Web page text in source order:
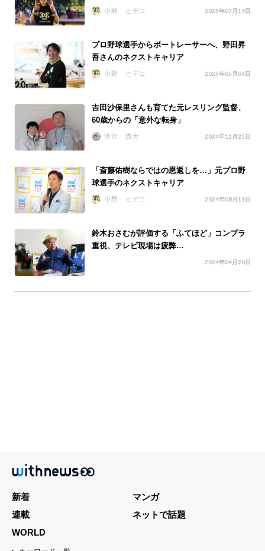
小野 ヒデコ 2025年07月19日
プロ野球選手からボートレーサーへ、野田昇
吾さんのネクストキャリア
小野 ヒデコ 2025年05月04日
吉田沙保里さんも育てた元レスリング監督、
60歳からの「意外な転身」
滝沢 貴大 2024年12月25日
「斎藤佑樹ならではの恩返しを…」元プロ野
球選手のネクストキャリア
小野 ヒデコ 2024年08月11日
鈴木おさむが評価する「ふてほど」コンプラ
重視、テレビ現場は疲弊…
2024年04月20日
新着
マンガ
連載
ネットで話題
WORLD